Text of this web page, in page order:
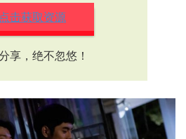
点击获取资源
享，绝不忽悠！